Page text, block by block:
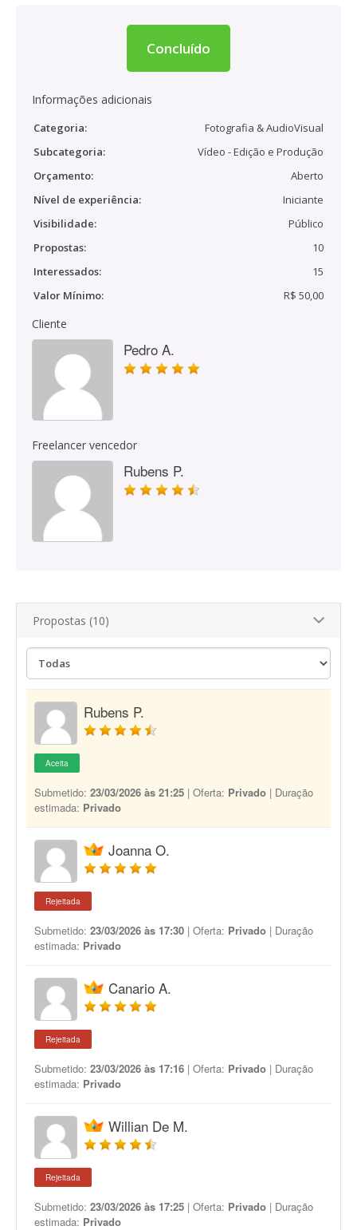
Concluído
Informações adicionais
Categoria:
Fotografia & AudioVisual
Subcategoria:
Vídeo - Edição e Produção
Orçamento:
Aberto
Nível de experiência:
Iniciante
Visibilidade:
Público
Propostas:
10
Interessados:
15
Valor Mínimo:
R$ 50,00
Cliente
Pedro A.
Freelancer vencedor
Rubens P.
Propostas (10)
Rubens P.
Aceita
Submetido: 23/03/2026 às 21:25 | Oferta: Privado | Duração
estimada: Privado
Joanna O.
Rejeitada
Submetido: 23/03/2026 às 17:30 | Oferta: Privado | Duração
estimada: Privado
Canario A.
Rejeitada
Submetido: 23/03/2026 às 17:16 | Oferta: Privado | Duração
estimada: Privado
Willian De M.
Rejeitada
Submetido: 23/03/2026 às 17:25 | Oferta: Privado | Duração
estimada: Privado